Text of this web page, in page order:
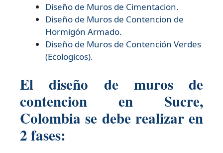
Diseño de Muros de Cimentacion.
Diseño de Muros de Contencion de
Hormigón Armado.
Diseño de Muros de Contención Verdes
(Ecologicos).
El diseño de muros de
contencion en Sucre,
Colombia se debe realizar en
2 fases: